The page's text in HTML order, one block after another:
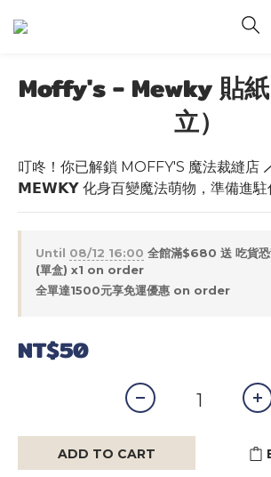
Moffy's - Mewky 貼
立）
叮咚！你已解鎖 MOFFY'S 魔法裁縫店︎
𝗠𝗘𝗪𝗞𝗬 化身百變魔法萌物，準備進駐
Until 08/12 16:00 全館滿$680 送 吃貨
(單盒) x1 on order
全單達1500元享免運優惠 on order
NT$50
ADD TO CART